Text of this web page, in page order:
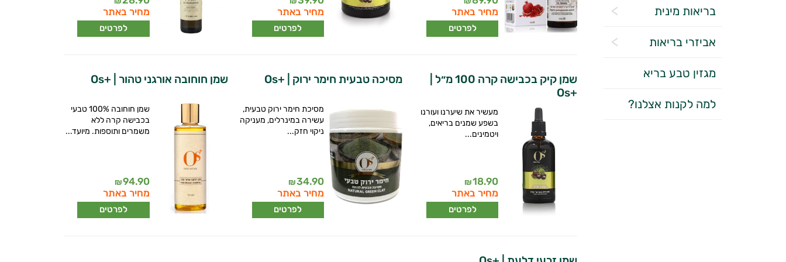
בריאות מינית
אביזרי בריאות
מגזין טבע בריא
למה לקנות אצלנו?
מחיר באתר
לפרטים
מחיר באתר
לפרטים
מחיר באתר
לפרטים
שמן קיק בכבישה קרה 100 מ״ל |
+Os
מעשיר את שיערנו ועורנו
בשפע שמנים בריאים,
ויטמינים...
18.90
₪
מחיר באתר
לפרטים
מסיכה טבעית חימר ירוק | +Os
מסיכת חימר ירוק טבעית,
עשירה במינרלים, מעניקה
ניקוי חזק...
34.90
₪
מחיר באתר
לפרטים
שמן חוחובה אורגני טהור | +Os
שמן חוחובה 100% טבעי
בכבישה קרה ללא
משמרים ותוספות. מיועד...
94.90
₪
מחיר באתר
לפרטים